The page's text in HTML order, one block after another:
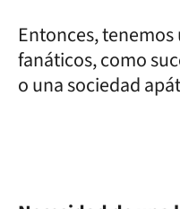
Entonces,
fanáticos, como
o una sociedad